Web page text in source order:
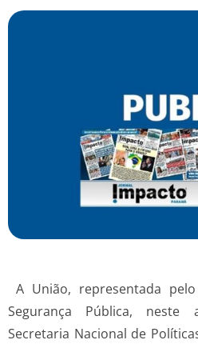
A União, representada
Segurança Pública, neste
Secretaria Nacional de